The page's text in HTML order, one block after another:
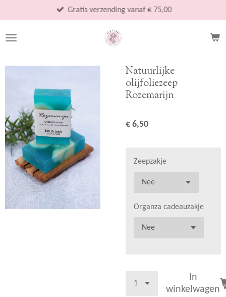
direct
naar
Gratis verzending vanaf € 75,00
Natuurlijke
olijfoliezeep
Rozemarijn
€ 6,50
Zeepzakje
Organza cadeauzakje
In
winkelwagen